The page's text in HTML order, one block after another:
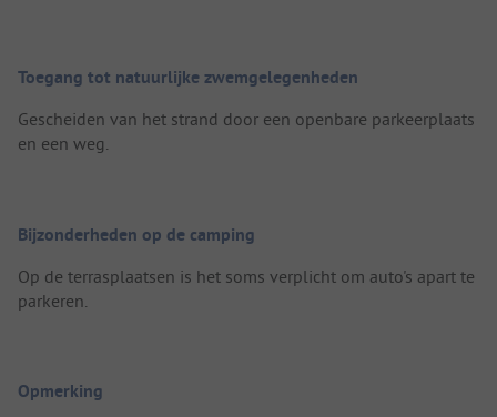
Toegang tot natuurlijke zwemgelegenheden
Gescheiden van het strand door een openbare parkeerplaats
en een weg.
Bijzonderheden op de camping
Op de terrasplaatsen is het soms verplicht om auto's apart te
parkeren.
Opmerking